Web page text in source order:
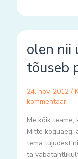
olen nii
tõuseb
24. nov. 2012 /
kommentaar
Me kõik teame,
Mitte koguaeg,
tema tujudest
ta
nii
et
tõuseb
püsti.